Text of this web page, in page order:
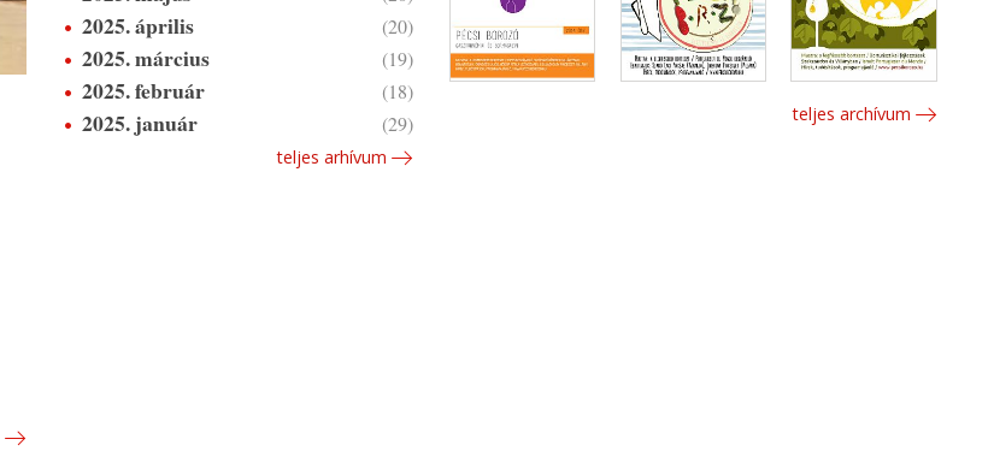
2025. április (20)
2025. március (19)
2025. február (18)
2025. január (29)
teljes arhívum
teljes archívum